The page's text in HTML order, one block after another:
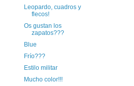
Leopardo, cuadros y
flecos!
Os gustan los
zapatos???
Blue
Frío???
Estilo militar
Mucho color!!!